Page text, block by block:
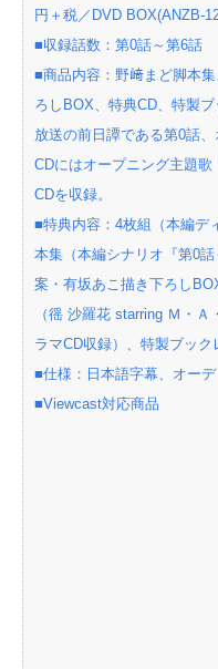
円＋税／DVD BOX(ANZB-
■収録話数：第0話～第6話
■商品内容：野﨑まど脚本
ろしBOX、特典CD、特製
放送の前日譚である第0話
CDにはオープニング主題
CDを収録。
■特典内容：4枚組（本編デ
本集（本編シナリオ『第0
案・有坂あこ描き下ろし
（徭 沙羅花 starring Ｍ・
ラマCD収録）、特製ブック
■仕様：日本語字幕、オー
■Viewcast対応商品